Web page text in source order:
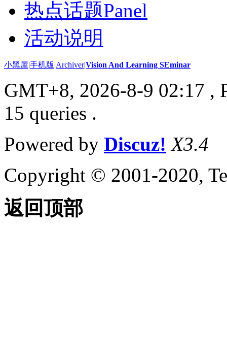
热点话题Panel
活动说明
小黑屋|手机版|Archiver|Vision And Learning SEminar
GMT+8, 2026-8-9 02:17 ,
15 queries .
Powered by Discuz! X3.4
Copyright © 2001-2020,
返回顶部